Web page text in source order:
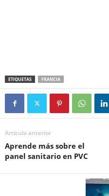
ETIQUETAS FRANCIA
Artículo anterior
Aprende más sobre el
panel sanitario en PVC